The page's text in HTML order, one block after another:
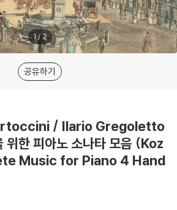
1/2
공유하기
/ Ilario Gregoletto
위한 피아노 소나타 모음 (Koz
Music for Piano 4 Hand